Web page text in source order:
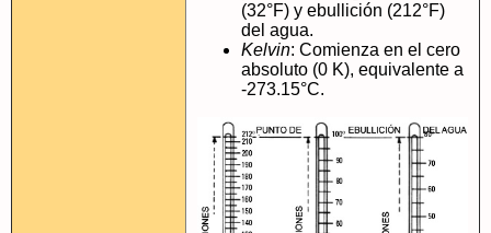
(32°F) y ebullición (212°F)
del agua.
Kelvin: Comienza en el cero
absoluto (0 K), equivalente a
-273.15°C.